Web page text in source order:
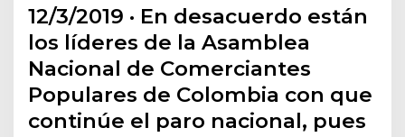
12/3/2019 · En desacuerdo están
los líderes de la Asamblea
Nacional de Comerciantes
Populares de Colombia con que
continúe el paro nacional, pues